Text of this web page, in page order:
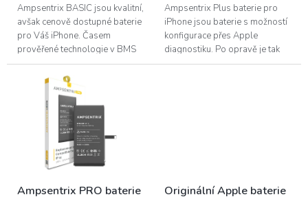
Ampsentrix BASIC jsou kvalitní,
avšak cenově dostupné baterie
pro Váš iPhone. Časem
prověřené technologie v BMS
(Battery management system)
v kombinaci s kvalitním
článkem...
Ampsentrix Plus baterie pro
iPhone jsou baterie s možností
konfigurace přes Apple
diagnostiku. Po opravě je tak
možné baterii nakonfigurovat
Ampsentrix PRO baterie
Originální Apple baterie